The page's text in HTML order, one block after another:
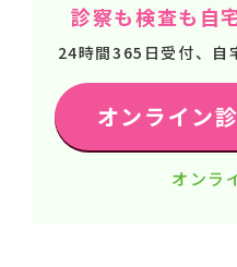
診察も検査も自
24時間365日受付、自
オンライン
オンラ